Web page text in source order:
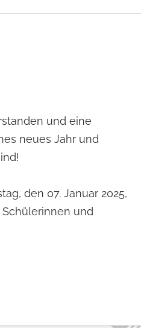
und eine
neues Jahr und
den 07. Januar 2025,
und